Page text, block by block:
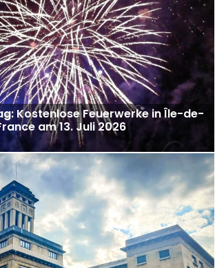
Kostenlose Feuerwerke in Île-de-
am 13. Juli 2026